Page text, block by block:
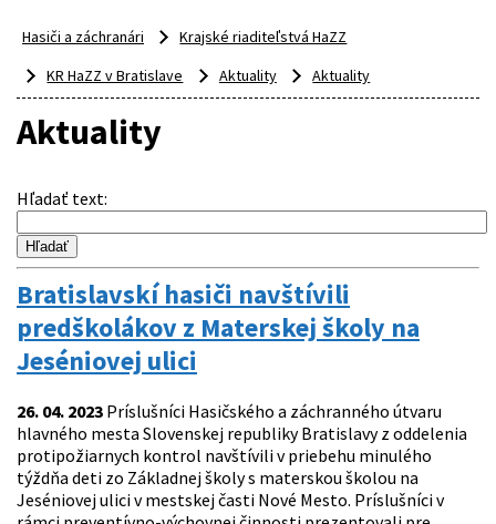
Hasiči a záchranári
Krajské riaditeľstvá HaZZ
KR HaZZ v Bratislave
Aktuality Aktuality
Aktuality
Hľadať text:
Bratislavskí hasiči navštívili
predškolákov z Materskej školy na
Jeséniovej ulici
26. 04. 2023 Príslušníci Hasičského a záchranného útvaru
hlavného mesta Slovenskej republiky Bratislavy z oddelenia
protipožiarnych kontrol navštívili v priebehu minulého
týždňa deti zo Základnej školy s materskou školou na
Jeséniovej ulici v mestskej časti Nové Mesto. Príslušníci v